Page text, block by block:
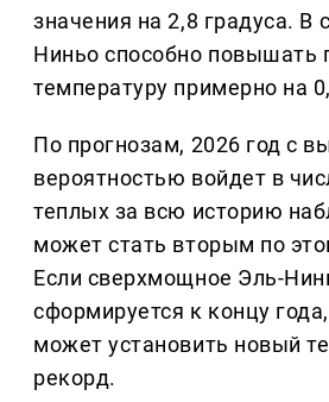
значения на 2,8 градуса. В
Ниньо способно повышать
температуру примерно на
По прогнозам, 2026 год с
вероятностью войдет в
теплых за всю историю
может стать вторым по
Если сверхмощное Эль-
сформируется к концу
может установить новый
рекорд.